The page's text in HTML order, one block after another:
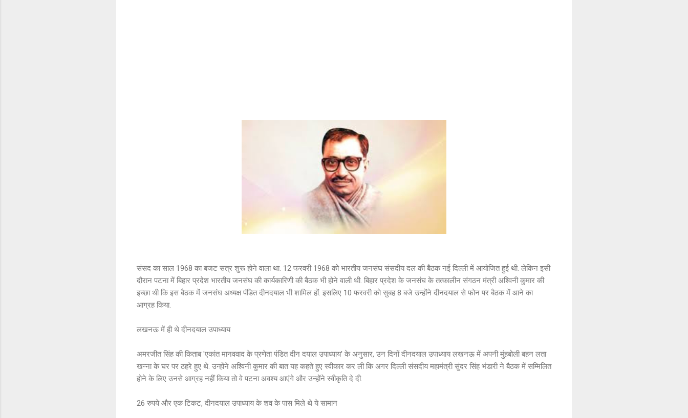
संसद का साल 1968 का बजट सत्र शुरू होने वाला था. 12 फरवरी 1968 को भारतीय जनसंघ संसदीय दल की बैठक नई दिल्ली में आयोजित हुई थी. लेकिन इसी
दौरान पटना में बिहार प्रदेश भारतीय जनसंघ की कार्यकारिणी की बैठक भी होने वाली थी. बिहार प्रदेश के जनसंघ के तत्कालीन संगठन मंत्री अश्विनी कुमार की
इच्छा थी कि इस बैठक में जनसंघ अध्यक्ष पंडित दीनदयाल भी शामिल हों. इसलिए 10 फरवरी को सुबह 8 बजे उन्होंने दीनदयाल से फोन पर बैठक में आने का
आग्रह किया.
लखनऊ में ही थे दीनदयाल उपाध्याय
अमरजीत सिंह की किताब 'एकांत मानववाद के प्रणेता पंडित दीन दयाल उपाध्याय' के अनुसार, उन दिनों दीनदयाल उपाध्याय लखनऊ में अपनी मुंहबोली बहन लता
खन्ना के घर पर ठहरे हुए थे. उन्होंने अश्विनी कुमार की बात यह कहते हुए स्वीकार कर ली कि अगर दिल्ली संसदीय महामंत्री सुंदर सिंह भंडारी ने बैठक में सम्मिलित
होने के लिए उनसे आग्रह नहीं किया तो वे पटना अवश्य आएंगे और उन्होंने स्वीकृति दे दी.
26 रुपये और एक टिकट, दीनदयाल उपाध्याय के शव के पास मिले थे ये सामान